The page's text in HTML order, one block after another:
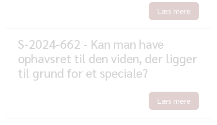
Læs mere
S-2024-662 - Kan man have
ophavsret til den viden, der ligger
til grund for et speciale?
Læs mere